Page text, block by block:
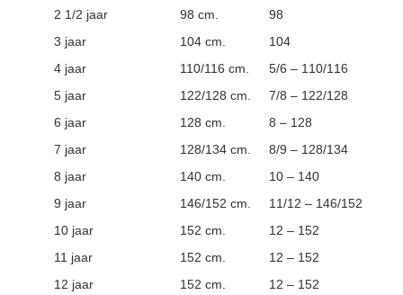
2 1/2 jaar 98 cm.
98
3 jaar
104 cm.
104
4 jaar
110/116 cm.
5/6 – 110/116
5 jaar
122/128 cm.
7/8 – 122/128
6 jaar
128 cm.
8 – 128
7 jaar
128/134 cm.
8/9 – 128/134
8 jaar
140 cm.
10 – 140
9 jaar
146/152 cm.
11/12 – 146/152
10 jaar
152 cm.
12 – 152
11 jaar
152 cm.
12 – 152
12 jaar
152 cm.
12 – 152